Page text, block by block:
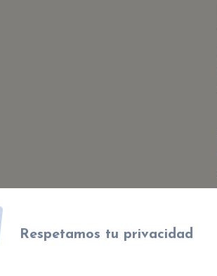
Respetamos tu privacidad